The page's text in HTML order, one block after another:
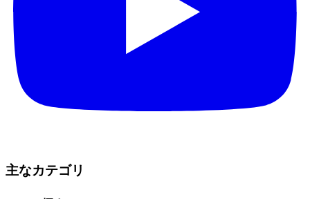
主なカテゴリ